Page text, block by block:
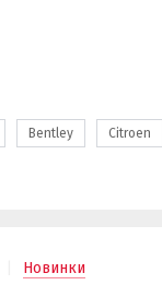
Bentley Citroen
Новинки